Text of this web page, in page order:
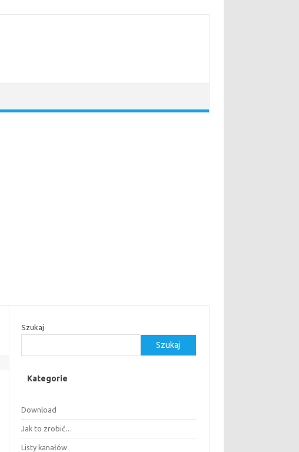
Szukaj
Szukaj
Kategorie
Download
Jak to zrobić…
Listy kanałów